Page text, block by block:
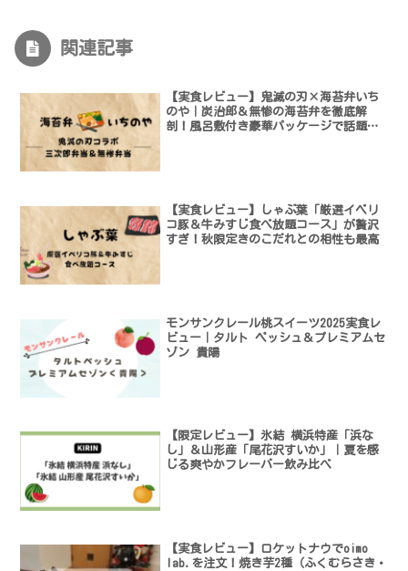
関連記事
【実食レビュー】鬼滅の刃×海苔弁いち
のや｜炭治郎＆無惨の海苔弁を徹底解
剖！風呂敷付き豪華パッケージで話題沸
【実食レビュー】しゃぶ葉「厳選イベリ
コ豚＆牛みすじ食べ放題コース」が贅沢
すぎ！秋限定きのこだれとの相性も最高
モンサンクレール桃スイーツ2025実食レ
ビュー｜タルト ペッシュ＆プレミアムセ
ゾン 貴陽
【限定レビュー】氷結 横浜特産「浜な
し」＆山形産「尾花沢すいか」｜夏を感
じる爽やかフレーバー飲み比べ
【実食レビュー】ロケットナウでoimo
lab.を注文！焼き芋2種（ふくむらさき・